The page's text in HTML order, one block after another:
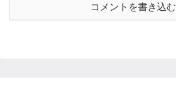
コメントを書き込む